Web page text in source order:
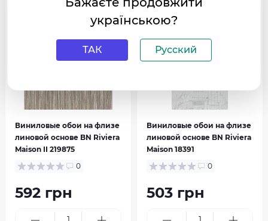
Виниловые обои на флизе
линовой основе BN Riviera
Maison II 219875
0
592 грн
популярний
Виниловые обои на флизе
линовой основе BN Riviera
Maison 18391
0
503 грн
українською?
ТАК Русский